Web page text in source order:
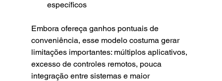
específicos
Embora ofereça ganhos pontuais de
conveniência, esse modelo costuma gerar
limitações importantes: múltiplos aplicativos,
excesso de controles remotos, pouca
integração entre sistemas e maior